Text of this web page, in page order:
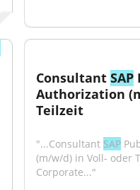
Consultant SAP
Authorization
Teilzeit
"...Consultant SAP
(m/w/d) in Voll- oder
Corporate..."